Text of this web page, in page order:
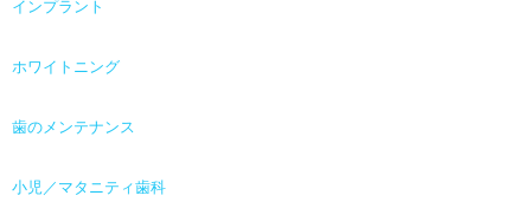
インプラント
ホワイトニング
歯のメンテナンス
小児／マタニティ歯科